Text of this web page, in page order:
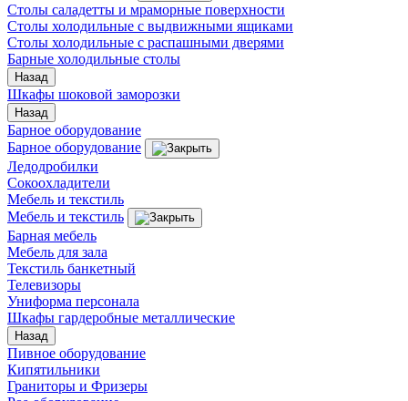
Столы саладетты и мраморные поверхности
Столы холодильные с выдвижными ящиками
Столы холодильные с распашными дверями
Барные холодильные столы
Назад
Шкафы шоковой заморозки
Назад
Барное оборудование
Барное оборудование
Ледодробилки
Сокоохладители
Мебель и текстиль
Мебель и текстиль
Барная мебель
Мебель для зала
Текстиль банкетный
Телевизоры
Униформа персонала
Шкафы гардеробные металлические
Назад
Пивное оборудование
Кипятильники
Граниторы и Фризеры